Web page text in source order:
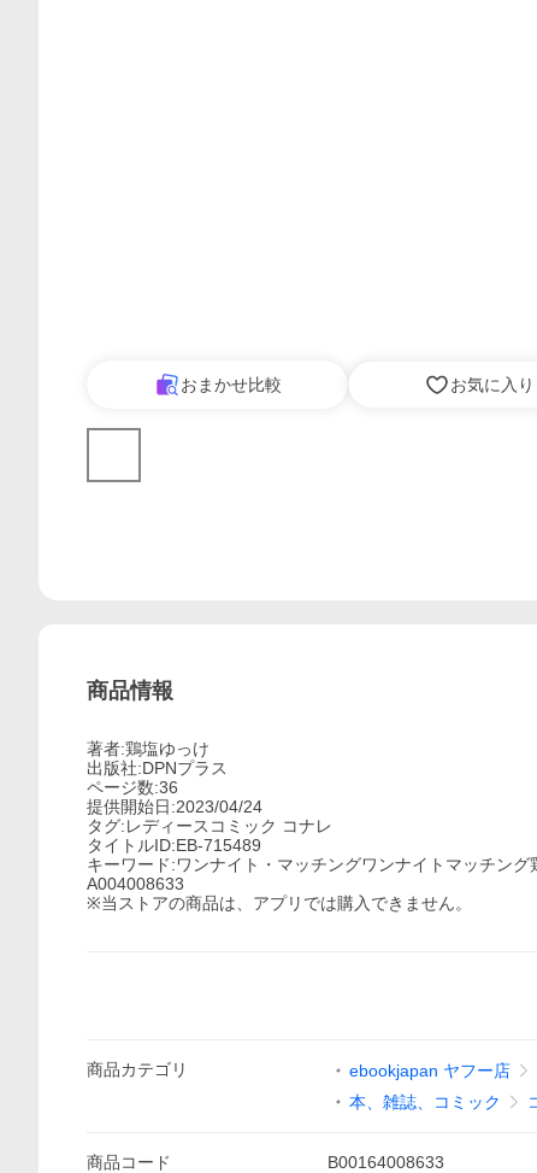
おまかせ比較 お気に入り
商品情報
著者:鶏塩ゆっけ
出版社:DPNプラス
ページ数:36
提供開始日:2023/04/24
タグ:レディースコミック コナレ
タイトルID:EB-715489
キーワード:ワンナイト・マッチングワンナイトマッチン
A004008633
※当ストアの商品は、アプリでは購入できません。
商品カテゴリ ebookjapan ヤフー店
本、雑誌、コミック
商品コード B00164008633